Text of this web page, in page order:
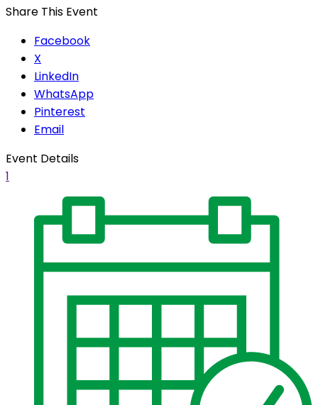
Share This Event
Facebook
X
LinkedIn
WhatsApp
Pinterest
Email
Event Details
1